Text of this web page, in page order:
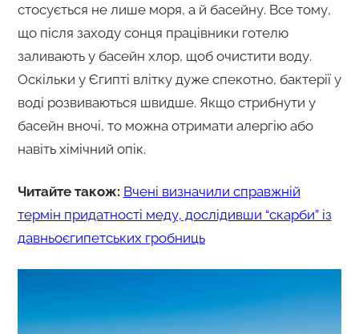
стосується не лише моря, а й басейну. Все тому,
що після заходу сонця працівники готелю
заливають у басейн хлор, щоб очистити воду.
Оскільки у Єгипті влітку дуже спекотно, бактерії у
воді розвиваються швидше. Якщо стрибнути у
басейн вночі, то можна отримати алергію або
навіть хімічний опік.
Читайте також: Вчені визначили справжній
термін придатності меду, дослідивши “скарби” із
давньоєгипетських гробниць